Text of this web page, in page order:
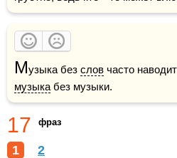
Музыка без слов
музыка без музыки.
17 фраз
1 2